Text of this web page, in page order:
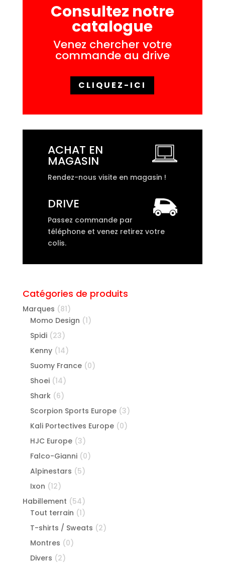
Consultez notre
catalogue
Venez chercher votre
commande au drive
CLIQUEZ-ICI
ACHAT EN
MAGASIN
Rendez-nous visite en magasin !
DRIVE
Passez commande par
téléphone et venez retirez votre
colis.
Catégories de produits
Marques (81)
Momo Design (1)
Spidi (23)
Kenny (14)
Suomy France (0)
Shoei (14)
Shark (6)
Scorpion Sports Europe (3)
Kali Portectives Europe (0)
HJC Europe (3)
Falco-Gianni (0)
Alpinestars (5)
Ixon (12)
Habillement (54)
Tout terrain (1)
T-shirts / Sweats (2)
Montres (0)
Divers (2)